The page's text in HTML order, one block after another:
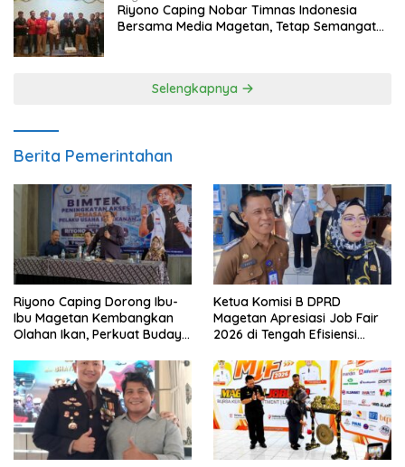
Riyono Caping Nobar Timnas Indonesia
Bersama Media Magetan, Tetap Semangat
Selengkapnya
Berita Pemerintahan
Riyono Caping Dorong Ibu-
Ibu Magetan Kembangkan
Olahan Ikan, Perkuat Budaya
Ketua Komisi B DPRD
Magetan Apresiasi Job Fair
2026 di Tengah Efisiensi